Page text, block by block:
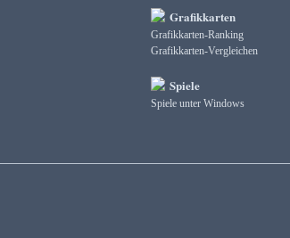
Grafikkarten
Grafikkarten-Ranking
Grafikkarten-Vergleichen
Spiele
Spiele unter Windows